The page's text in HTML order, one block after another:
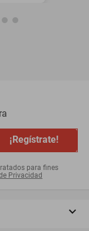
¡Regístrate!
para fines
Privacidad